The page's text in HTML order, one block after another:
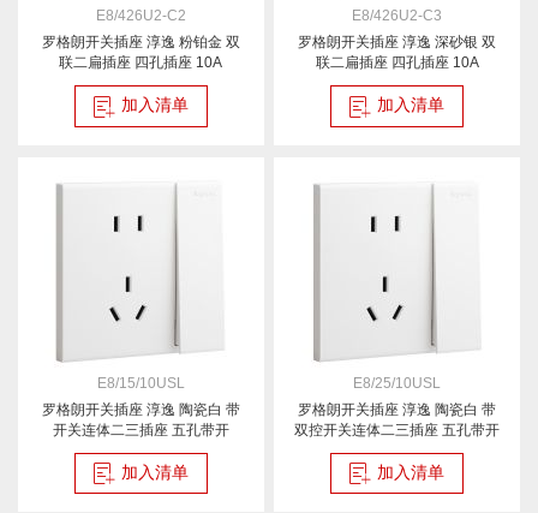
E8/426U2-C2
罗格朗开关插座 淳逸 粉铂金 双
联二扁插座 四孔插座 10A
加入清单
E8/426U2-C3
罗格朗开关插座 淳逸 深砂银 双
联二扁插座 四孔插座 10A
加入清单
E8/15/10USL
罗格朗开关插座 淳逸 陶瓷白 带
开关连体二三插座 五孔带开
加入清单
E8/25/10USL
罗格朗开关插座 淳逸 陶瓷白 带
双控开关连体二三插座 五孔带开
加入清单